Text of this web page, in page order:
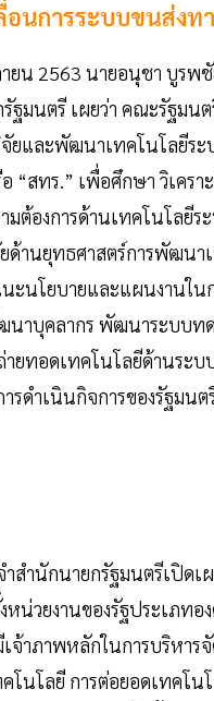
อนการระบบขนส่งทา
ยน 2563 นายอนุชา บูรพ
ฐมนตรี เผยว่า คณะรัฐมน
ยและพัฒนาเทคโนโลยีระ
“สทร.” เพื่อศึกษา วิเครา
มต้องการด้านเทคโนโลยีร
ด้านยุทธศาสตร์การพัฒนา
นะนโยบายและแผนงานใ
นาบุคลากร พัฒนาระบบท
ายทอดเทคโนโลยีด้านระบ
รดำเนินกิจการของรัฐมนต
สำนักนายกรัฐมนตรีเปิดเ
หน่วยงานของรัฐประเภทอ
จ้าภาพหลักในการบริหาร
โนโลยี การต่อยอดเทคโน